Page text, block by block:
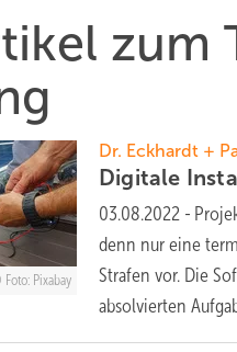
zum
Foto: Pixabay
Dr. Eckhardt +
Digitale
03.08.2022 -
denn nur eine
Strafen vor. Die
absolvierten